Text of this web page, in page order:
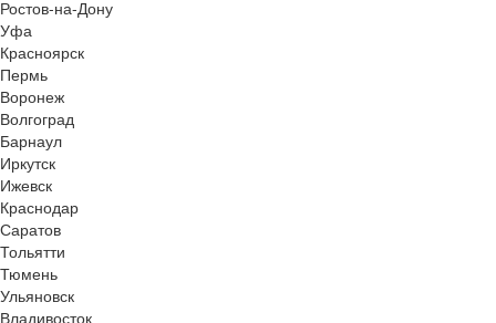
Ростов-на-Дону
Уфа
Красноярск
Пермь
Воронеж
Волгоград
Барнаул
Иркутск
Ижевск
Краснодар
Саратов
Тольятти
Тюмень
Ульяновск
Владивосток